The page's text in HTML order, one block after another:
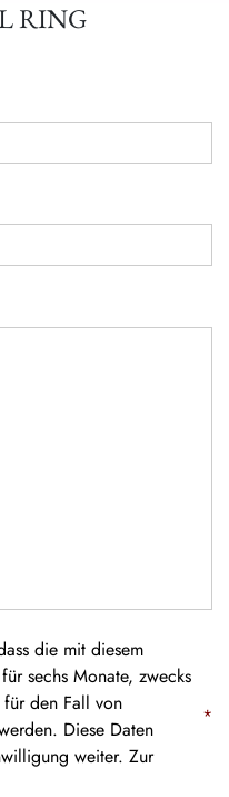
die mit diesem
sechs Monate, zwecks
den Fall von
Diese Daten
weiter. Zur
*
RING